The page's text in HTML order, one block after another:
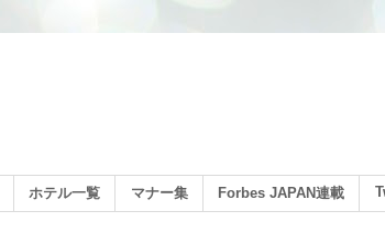
ホテル一覧 マナー集 Forbes JAPAN連載